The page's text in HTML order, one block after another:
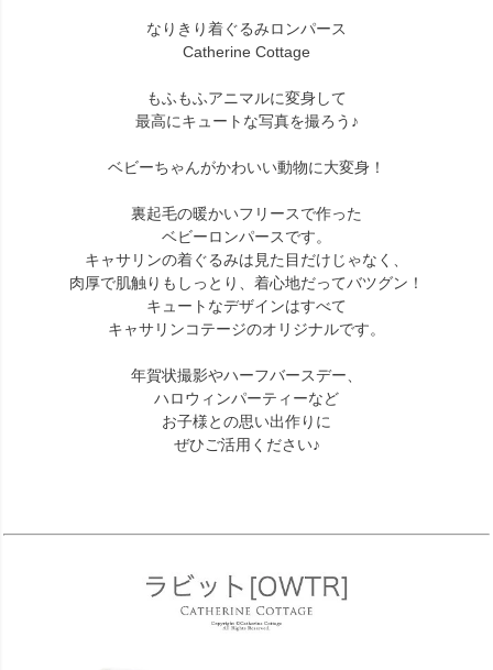
なりきり着ぐるみロンパース
Catherine Cottage
もふもふアニマルに変身して
最高にキュートな写真を撮ろう♪
ベビーちゃんがかわいい動物に大変身！
裏起毛の暖かいフリースで作った
ベビーロンパースです。
キャサリンの着ぐるみは見た目だけじゃなく、
肉厚で肌触りもしっとり、着心地だってバツグン！
キュートなデザインはすべて
キャサリンコテージのオリジナルです。
年賀状撮影やハーフバースデー、
ハロウィンパーティーなど
お子様との思い出作りに
ぜひご活用ください♪